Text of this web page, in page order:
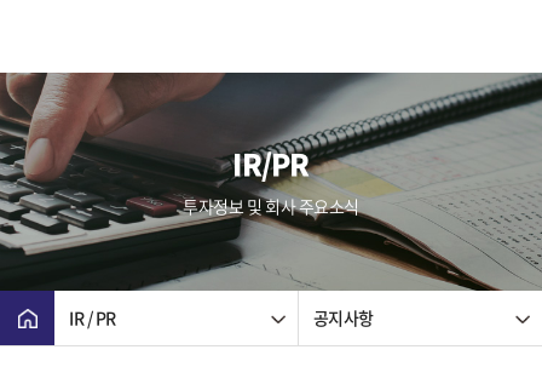
IR/PR
투자정보 및 회사 주요소식
IR / PR 공지사항